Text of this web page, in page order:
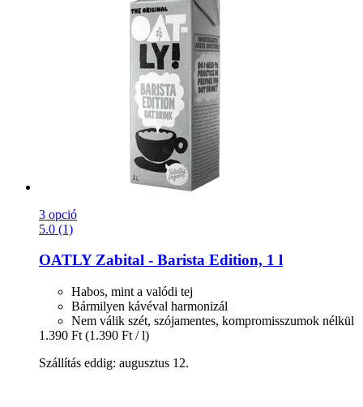
3 opció
5.0 (1)
OATLYZabital -​ Barista Edition, 1 l
Habos, mint a valódi tej
Bármilyen kávéval harmonizál
Nem válik szét, szójamentes, kompromisszumok nélkül
1.390 Ft (1.390 Ft / l)
Szállítás eddig: augusztus 12.